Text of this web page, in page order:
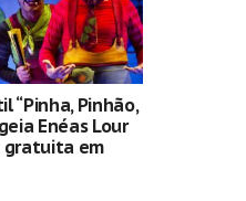
“Pinha, Pinhão,
Enéas Lour
gratuita em